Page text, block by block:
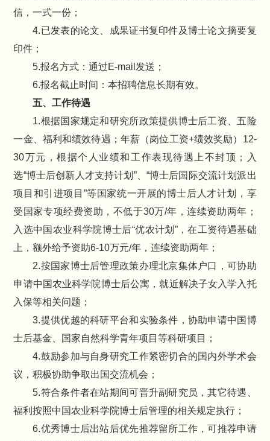
信，一式一份；
4.已发表的论文、成果证书复印件及博士论文摘要复
印件；
5.报名方式：通过E-mail发送；
6.报名截止时间：本招聘信息长期有效。
五、工作待遇
1.根据国家规定和研究所政策提供博士后工资、五险
一金、福利和绩效待遇；年薪（岗位工资+绩效奖励）12-
30万元，根据个人业绩和工作表现待遇上不封顶；入
选“博士后创新人才支持计划”、“博士后国际交流计划派出
项目和引进项目”等国家统一开展的博士后人才计划，享
受国家专项经费资助，不低于30万/年，连续资助两年；
入选中国农业科学院博士后“优农计划”，在工资待遇基础
上，额外给予资助6-10万元/年，连续资助两年；
2.按国家博士后管理政策办理北京集体户口，可协助
申请中国农业科学院博士后公寓，就近解决子女入学入托
入保等相关问题；
3.提供优越的科研平台和实验条件，协助申请中国博
士后基金、国家自然科学青年项目等科研项目；
4.鼓励参加与自身研究工作紧密切合的国内外学术会
议，积极协助争取出国交流机会；
5.符合条件者在站期间可晋升副研究员，其它待遇、
福利按照中国农业科学院博士后管理的相关规定执行；
6.优秀博士后出站后优先推荐留所工作，可推荐申请